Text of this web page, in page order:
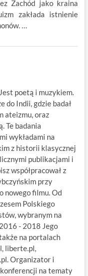
Zachód jako kraina
zakłada istnienie
…
poetą i muzykiem.
do Indii, gdzie badał
ateizmu, oraz
Te badania
wykładami na
z historii klasycznej
publikacjami i
współpracował z
przy
nowego filmu. Od
Polskiego
wybranym na
- 2018 Jego
na portalach
liberte.pl,
Organizator i
na tematy